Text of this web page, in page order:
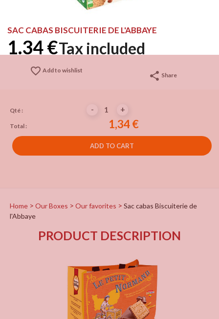
SAC CABAS BISCUITERIE DE L'ABBAYE
1.34 €Tax included
favorite_border Add to wishlist share Share
Qté : - +
Total : 1,34 €
ADD TO CART
Home Our Boxes Our favorites
Sac cabas Biscuiterie de
l'Abbaye
PRODUCT DESCRIPTION